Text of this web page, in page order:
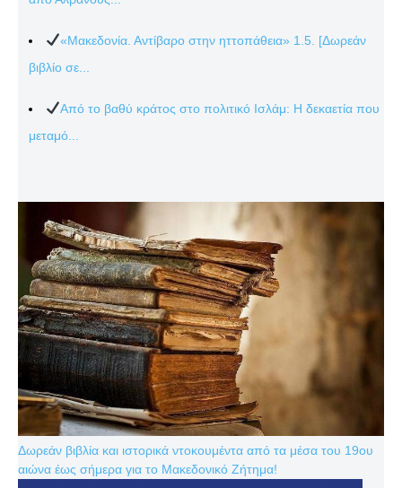
«Μακεδονία. Αντίβαρο στην ηττοπάθεια» 1.5. [Δωρεάν
βιβλίο σε...
Από το βαθύ κράτος στο πολιτικό Ισλάμ: Η δεκαετία που
μεταμό...
Δωρεάν βιβλία και ιστορικά ντοκουμέντα από τα μέσα του 19ου
αιώνα έως σήμερα για το Μακεδονικό Ζήτημα!